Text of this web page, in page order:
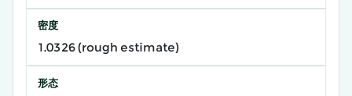
密度
1.0326 (rough estimate)
形态